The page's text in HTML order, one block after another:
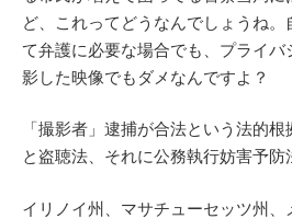
ど、これってどうなんでしょうね
て弁護に必要な場合でも、プライ
影した映像でもダメなんですよ？
「撮影者」逮捕が合法という法的
と盗聴法、それに公務執行妨害予防
イリノイ州、マサチューセッツ州